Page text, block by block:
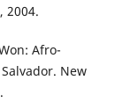
2004.
Afro-
New